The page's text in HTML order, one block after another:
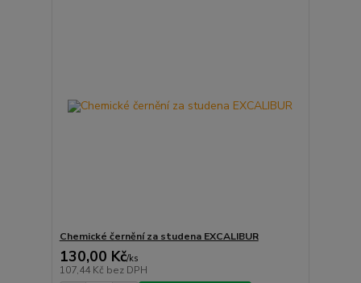
Chemické černění za studena EXCALIBUR
130,00 Kč/ks
107,44 Kč bez DPH